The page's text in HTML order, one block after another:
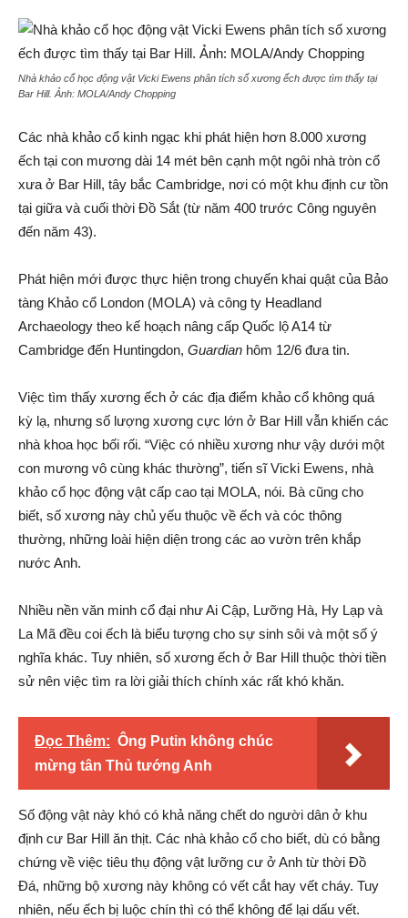
Nhà khảo cổ học động vật Vicki Ewens phân tích số xương ếch được tìm thấy tại
Bar Hill. Ảnh: MOLA/Andy Chopping
Các nhà khảo cổ kinh ngạc khi phát hiện hơn 8.000 xương
ếch tại con mương dài 14 mét bên cạnh một ngôi nhà tròn cổ
xưa ở Bar Hill, tây bắc Cambridge, nơi có một khu định cư tồn
tại giữa và cuối thời Đồ Sắt (từ năm 400 trước Công nguyên
đến năm 43).
Phát hiện mới được thực hiện trong chuyến khai quật của Bảo
tàng Khảo cổ London (MOLA) và công ty Headland
Archaeology theo kế hoạch nâng cấp Quốc lộ A14 từ
Cambridge đến Huntingdon, Guardian hôm 12/6 đưa tin.
Việc tìm thấy xương ếch ở các địa điểm khảo cổ không quá
kỳ lạ, nhưng số lượng xương cực lớn ở Bar Hill vẫn khiến các
nhà khoa học bối rối. “Việc có nhiều xương như vậy dưới một
con mương vô cùng khác thường”, tiến sĩ Vicki Ewens, nhà
khảo cổ học động vật cấp cao tại MOLA, nói. Bà cũng cho
biết, số xương này chủ yếu thuộc về ếch và cóc thông
thường, những loài hiện diện trong các ao vườn trên khắp
nước Anh.
Nhiều nền văn minh cổ đại như Ai Cập, Lưỡng Hà, Hy Lạp và
La Mã đều coi ếch là biểu tượng cho sự sinh sôi và một số ý
nghĩa khác. Tuy nhiên, số xương ếch ở Bar Hill thuộc thời tiền
sử nên việc tìm ra lời giải thích chính xác rất khó khăn.
Đọc Thêm: Ông Putin không chúc
mừng tân Thủ tướng Anh
Số động vật này khó có khả năng chết do người dân ở khu
định cư Bar Hill ăn thịt. Các nhà khảo cổ cho biết, dù có bằng
chứng về việc tiêu thụ động vật lưỡng cư ở Anh từ thời Đồ
Đá, những bộ xương này không có vết cắt hay vết cháy. Tuy
nhiên, nếu ếch bị luộc chín thì có thể không để lại dấu vết.